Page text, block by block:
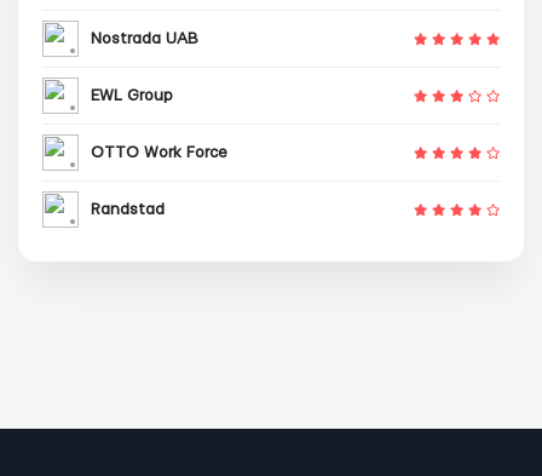
Nostrada UAB
EWL Group
OTTO Work Force
Randstad